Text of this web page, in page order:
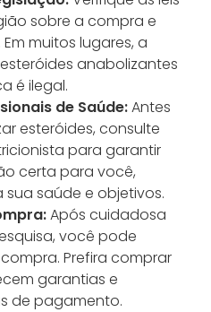
sobre a compra e
muitos lugares, a
anabolizantes
é ilegal.
de Saúde:Antes
esteróides, consulte
para garantir
certa para você,
saúde e objetivos.
Após cuidadosa
você pode
Prefira comprar
garantias e
de pagamento.